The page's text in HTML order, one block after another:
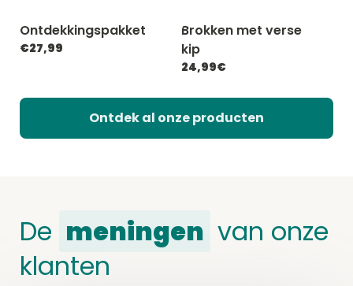
Ontdekkingspakket
€27,99
Brokken met verse
kip
24,99€
Ontdek al onze producten
De meningen van onze
klanten